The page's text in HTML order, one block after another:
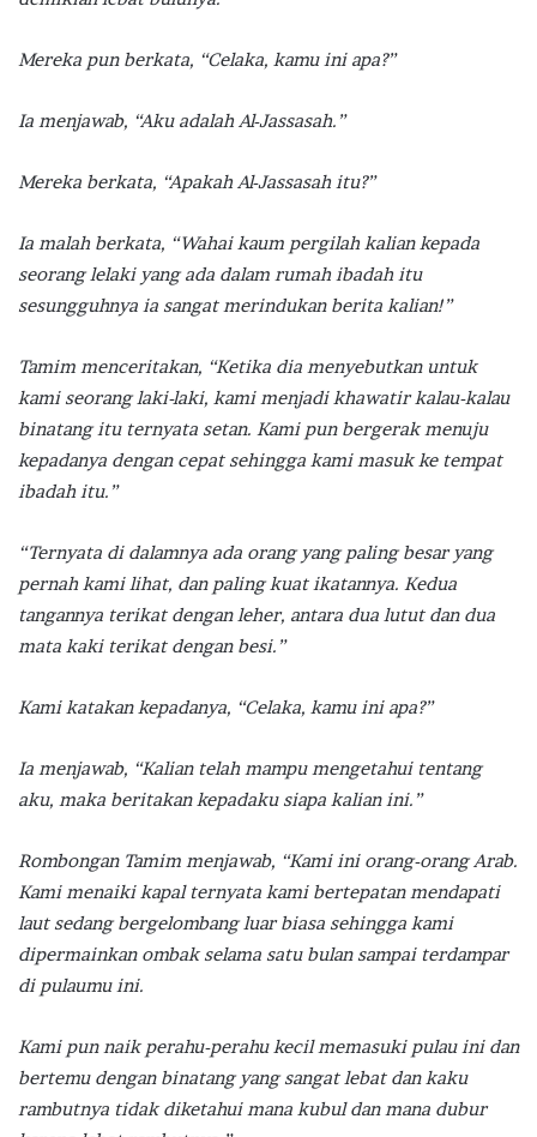
Mereka pun berkata, “Celaka, kamu ini apa?”
Ia menjawab, “Aku adalah Al-Jassasah.”
Mereka berkata, “Apakah Al-Jassasah itu?”
Ia malah berkata, “Wahai kaum pergilah kalian kepada
seorang lelaki yang ada dalam rumah ibadah itu
sesungguhnya ia sangat merindukan berita kalian!”
Tamim menceritakan, “Ketika dia menyebutkan untuk
kami seorang laki-laki, kami menjadi khawatir kalau-kalau
binatang itu ternyata setan. Kami pun bergerak menuju
kepadanya dengan cepat sehingga kami masuk ke tempat
ibadah itu.”
“Ternyata di dalamnya ada orang yang paling besar yang
pernah kami lihat, dan paling kuat ikatannya. Kedua
tangannya terikat dengan leher, antara dua lutut dan dua
mata kaki terikat dengan besi.”
Kami katakan kepadanya, “Celaka, kamu ini apa?”
Ia menjawab, “Kalian telah mampu mengetahui tentang
aku, maka beritakan kepadaku siapa kalian ini.”
Rombongan Tamim menjawab, “Kami ini orang-orang Arab.
Kami menaiki kapal ternyata kami bertepatan mendapati
laut sedang bergelombang luar biasa sehingga kami
dipermainkan ombak selama satu bulan sampai terdampar
di pulaumu ini.
Kami pun naik perahu-perahu kecil memasuki pulau ini dan
bertemu dengan binatang yang sangat lebat dan kaku
rambutnya tidak diketahui mana kubul dan mana dubur